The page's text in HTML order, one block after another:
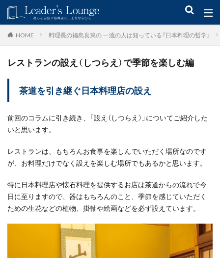
HOME 料理長の福島良篤の 一流の人は知っている『日本料理の哲学』
レストランの設え（しつらえ）で季節を楽しむ編
茶道を引き継ぐ日本料理店の設え
前回のコラムに引き続き、「設え（しつらえ）」についてご紹介した
いと思います。
レストランは、もちろんお食事を楽しんでいただく場所なのです
が、お料理だけでなく設えを楽しむ場所でもあるかと思います。
特に日本料理店や懐石料理を提供するお店は茶道からの流れで今
日に至りますので、器はもちろんのこと、季節を感じていただく
ための生花などの植物、掛軸や絵画などを必ず設えています。
キーワード
青木仁志 モチベーションアップ 後継者育成 事業承継
タグ
組織力 目標設定 社会貢献
事業戦略
検索